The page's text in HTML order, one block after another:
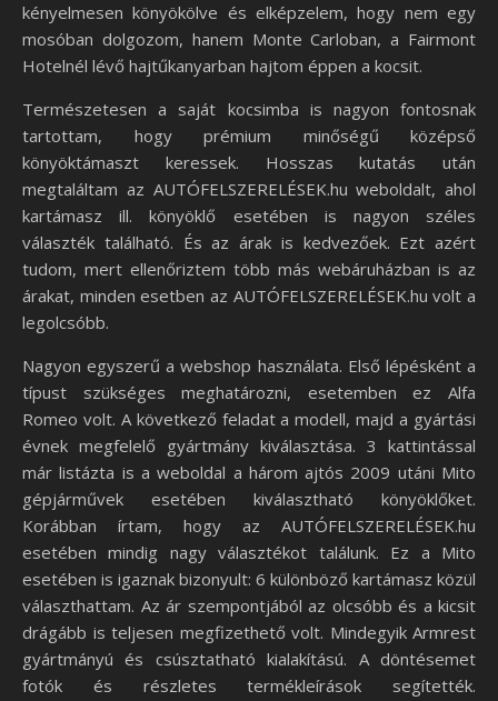
kényelmesen könyökölve és elképzelem, hogy nem egy
mosóban dolgozom, hanem Monte Carloban, a Fairmont
Hotelnél lévő hajtűkanyarban hajtom éppen a kocsit.
Természetesen a saját kocsimba is nagyon fontosnak
tartottam, hogy prémium minőségű középső
könyöktámaszt keressek. Hosszas kutatás után
megtaláltam az AUTÓFELSZERELÉSEK.hu weboldalt, ahol
kartámasz ill. könyöklő esetében is nagyon széles
választék található. És az árak is kedvezőek. Ezt azért
tudom, mert ellenőriztem több más webáruházban is az
árakat, minden esetben az AUTÓFELSZERELÉSEK.hu volt a
legolcsóbb.
Nagyon egyszerű a webshop használata. Első lépésként a
típust szükséges meghatározni, esetemben ez Alfa
Romeo volt. A következő feladat a modell, majd a gyártási
évnek megfelelő gyártmány kiválasztása. 3 kattintással
már listázta is a weboldal a három ajtós 2009 utáni Mito
gépjárművek esetében kiválasztható könyöklőket.
Korábban írtam, hogy az AUTÓFELSZERELÉSEK.hu
esetében mindig nagy választékot találunk. Ez a Mito
esetében is igaznak bizonyult: 6 különböző kartámasz közül
választhattam. Az ár szempontjából az olcsóbb és a kicsit
drágább is teljesen megfizethető volt. Mindegyik Armrest
gyártmányú és csúsztatható kialakítású. A döntésemet
fotók és részletes termékleírások segítették.